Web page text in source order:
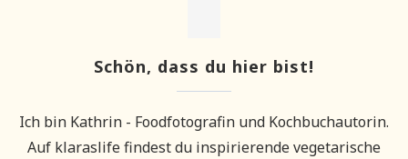
Schön, dass du hier bist!
Ich bin Kathrin - Foodfotografin und Kochbuchautorin.
Auf klaraslife findest du inspirierende vegetarische